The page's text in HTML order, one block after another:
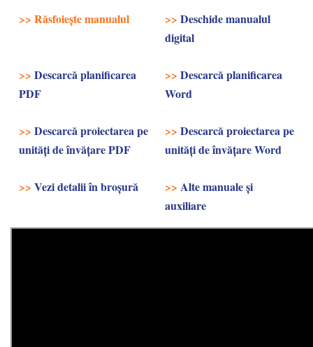
>> Răsfoiește manualul >> Deschide manualul
digital
>> Descarcă planificarea
PDF
>> Descarcă planificarea
Word
>> Descarcă proiectarea pe
unități de învățare PDF
>> Descarcă proiectarea pe
unități de învățare Word
>> Vezi detalii în broşură >> Alte manuale și
auxiliare